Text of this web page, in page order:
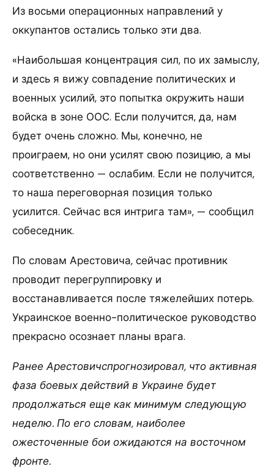
Из восьми операционных направлений у
оккупантов остались только эти два.
«Наибольшая концентрация сил, по их замыслу,
и здесь я вижу совпадение политических и
военных усилий, это попытка окружить наши
войска в зоне ООС. Если получится, да, нам
будет очень сложно. Мы, конечно, не
проиграем, но они усилят свою позицию, а мы
соответственно — ослабим. Если не получится,
то наша переговорная позиция только
усилится. Сейчас вся интрига там», — сообщил
собеседник.
По словам Арестовича, сейчас противник
проводит перегруппировку и
восстанавливается после тяжелейших потерь.
Украинское военно-политическое руководство
прекрасно осознает планы врага.
Ранее Арестовичспрогнозировал, что активная
фаза боевых действий в Украине будет
продолжаться еще как минимум следующую
неделю. По его словам, наиболее
ожесточенные бои ожидаются на восточном
фронте.